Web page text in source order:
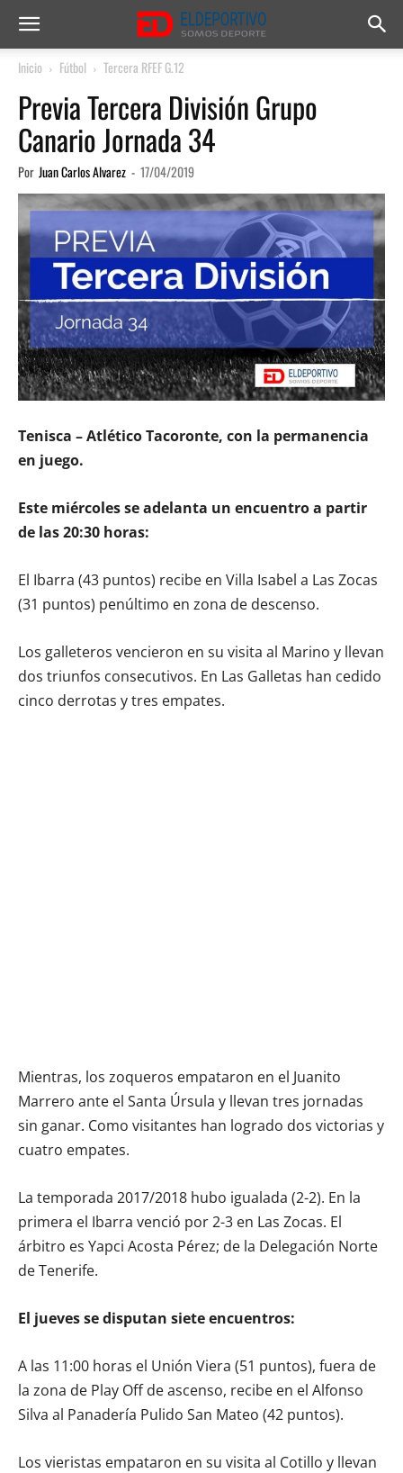
Inicio Fútbol Tercera RFEF G.12
Previa Tercera División Grupo
Canario Jornada 34
Por Juan Carlos Alvarez - 17/04/2019
Tenisca – Atlético Tacoronte, con la permanencia
en juego.
Este miércoles se adelanta un encuentro a partir
de las 20:30 horas:
El Ibarra (43 puntos) recibe en Villa Isabel a Las Zocas
(31 puntos) penúltimo en zona de descenso.
Los galleteros vencieron en su visita al Marino y llevan
dos triunfos consecutivos. En Las Galletas han cedido
cinco derrotas y tres empates.
Mientras, los zoqueros empataron en el Juanito
Marrero ante el Santa Úrsula y llevan tres jornadas
sin ganar. Como visitantes han logrado dos victorias y
cuatro empates.
La temporada 2017/2018 hubo igualada (2-2). En la
primera el Ibarra venció por 2-3 en Las Zocas. El
árbitro es Yapci Acosta Pérez; de la Delegación Norte
de Tenerife.
El jueves se disputan siete encuentros:
A las 11:00 horas el Unión Viera (51 puntos), fuera de
la zona de Play Off de ascenso, recibe en el Alfonso
Silva al Panadería Pulido San Mateo (42 puntos).
Los vieristas empataron en su visita al Cotillo y llevan